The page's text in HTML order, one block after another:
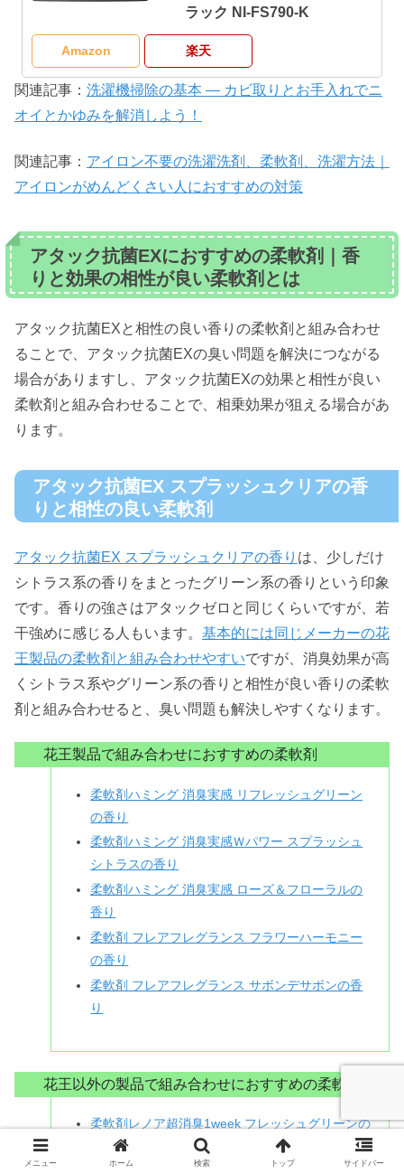
ラック NI-FS790-K
Amazon 楽天
関連記事： 洗濯機掃除の基本 ― カビ取りとお手入れでニ
オイとかゆみを解消しよう！
関連記事： アイロン不要の洗濯洗剤、柔軟剤、洗濯方法｜
アイロンがめんどくさい人におすすめの対策
アタック抗菌EXにおすすめの柔軟剤｜香
りと効果の相性が良い柔軟剤とは
アタック抗菌EXと相性の良い香りの柔軟剤と組み合わせ
ることで、アタック抗菌EXの臭い問題を解決につながる
場合がありますし、アタック抗菌EXの効果と相性が良い
柔軟剤と組み合わせることで、相乗効果が狙える場合があ
ります。
アタック抗菌EX スプラッシュクリアの香
りと相性の良い柔軟剤
アタック抗菌EX スプラッシュクリアの香り は、少しだけ
シトラス系の香りをまとったグリーン系の香りという印象
です。香りの強さはアタックゼロと同じくらいですが、若
干強めに感じる人もいます。 基本的には同じメーカーの花
王製品の柔軟剤と組み合わせやすいですが、消臭効果が高
くシトラス系やグリーン系の香りと相性が良い香りの柔軟
剤と組み合わせると、臭い問題も解決しやすくなります。
花王製品で組み合わせにおすすめの柔軟剤
柔軟剤ハミング 消臭実感 リフレッシュグリーン
の香り
柔軟剤ハミング 消臭実感Ｗパワー スプラッシュ
シトラスの香り
柔軟剤ハミング 消臭実感 ローズ＆フローラルの
香り
柔軟剤 フレアフレグランス フラワーハーモニー
の香り
柔軟剤 フレアフレグランス サボンデサボンの香
り
花王以外の製品で組み合わせにおすすめの柔軟剤
柔軟剤レノア超消臭1week フレッシュグリーンの
香り
メニュー ホーム 検索 トップ サイドバー